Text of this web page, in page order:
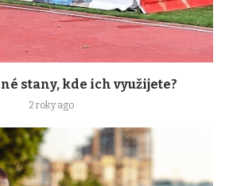
stany, kde ich využijete?
2 roky ago